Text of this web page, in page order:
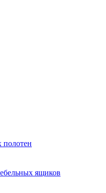
полотен
ящиков